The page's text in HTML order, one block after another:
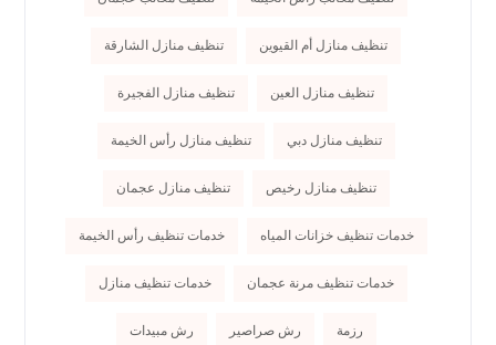
تنظيف منازل أم القيوين تنظيف منازل الشارقة
تنظيف منازل العين تنظيف منازل الفجيرة
تنظيف منازل دبي تنظيف منازل رأس الخيمة
تنظيف منازل رخيص تنظيف منازل عجمان
خدمات تنظيف خزانات المياه خدمات تنظيف رأس الخيمة
خدمات تنظيف مرنة عجمان خدمات تنظيف منازل
رزمة رش صراصير رش مبيدات